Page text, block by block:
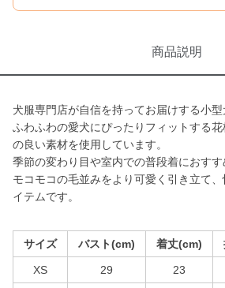
商品説明
犬服専門店が自信を持ってお届けする小型
ふわふわの愛犬にぴったりフィットする
の良い素材を使用しています。
季節の変わり目や室内での普段着におすす
モコモコの毛並みをより可愛く引き立て
イテムです。
サイズ バスト(cm) 着丈(cm)
XS 29 23